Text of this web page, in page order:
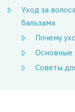
Уход за
бальзама
Почему
Основные
Советы